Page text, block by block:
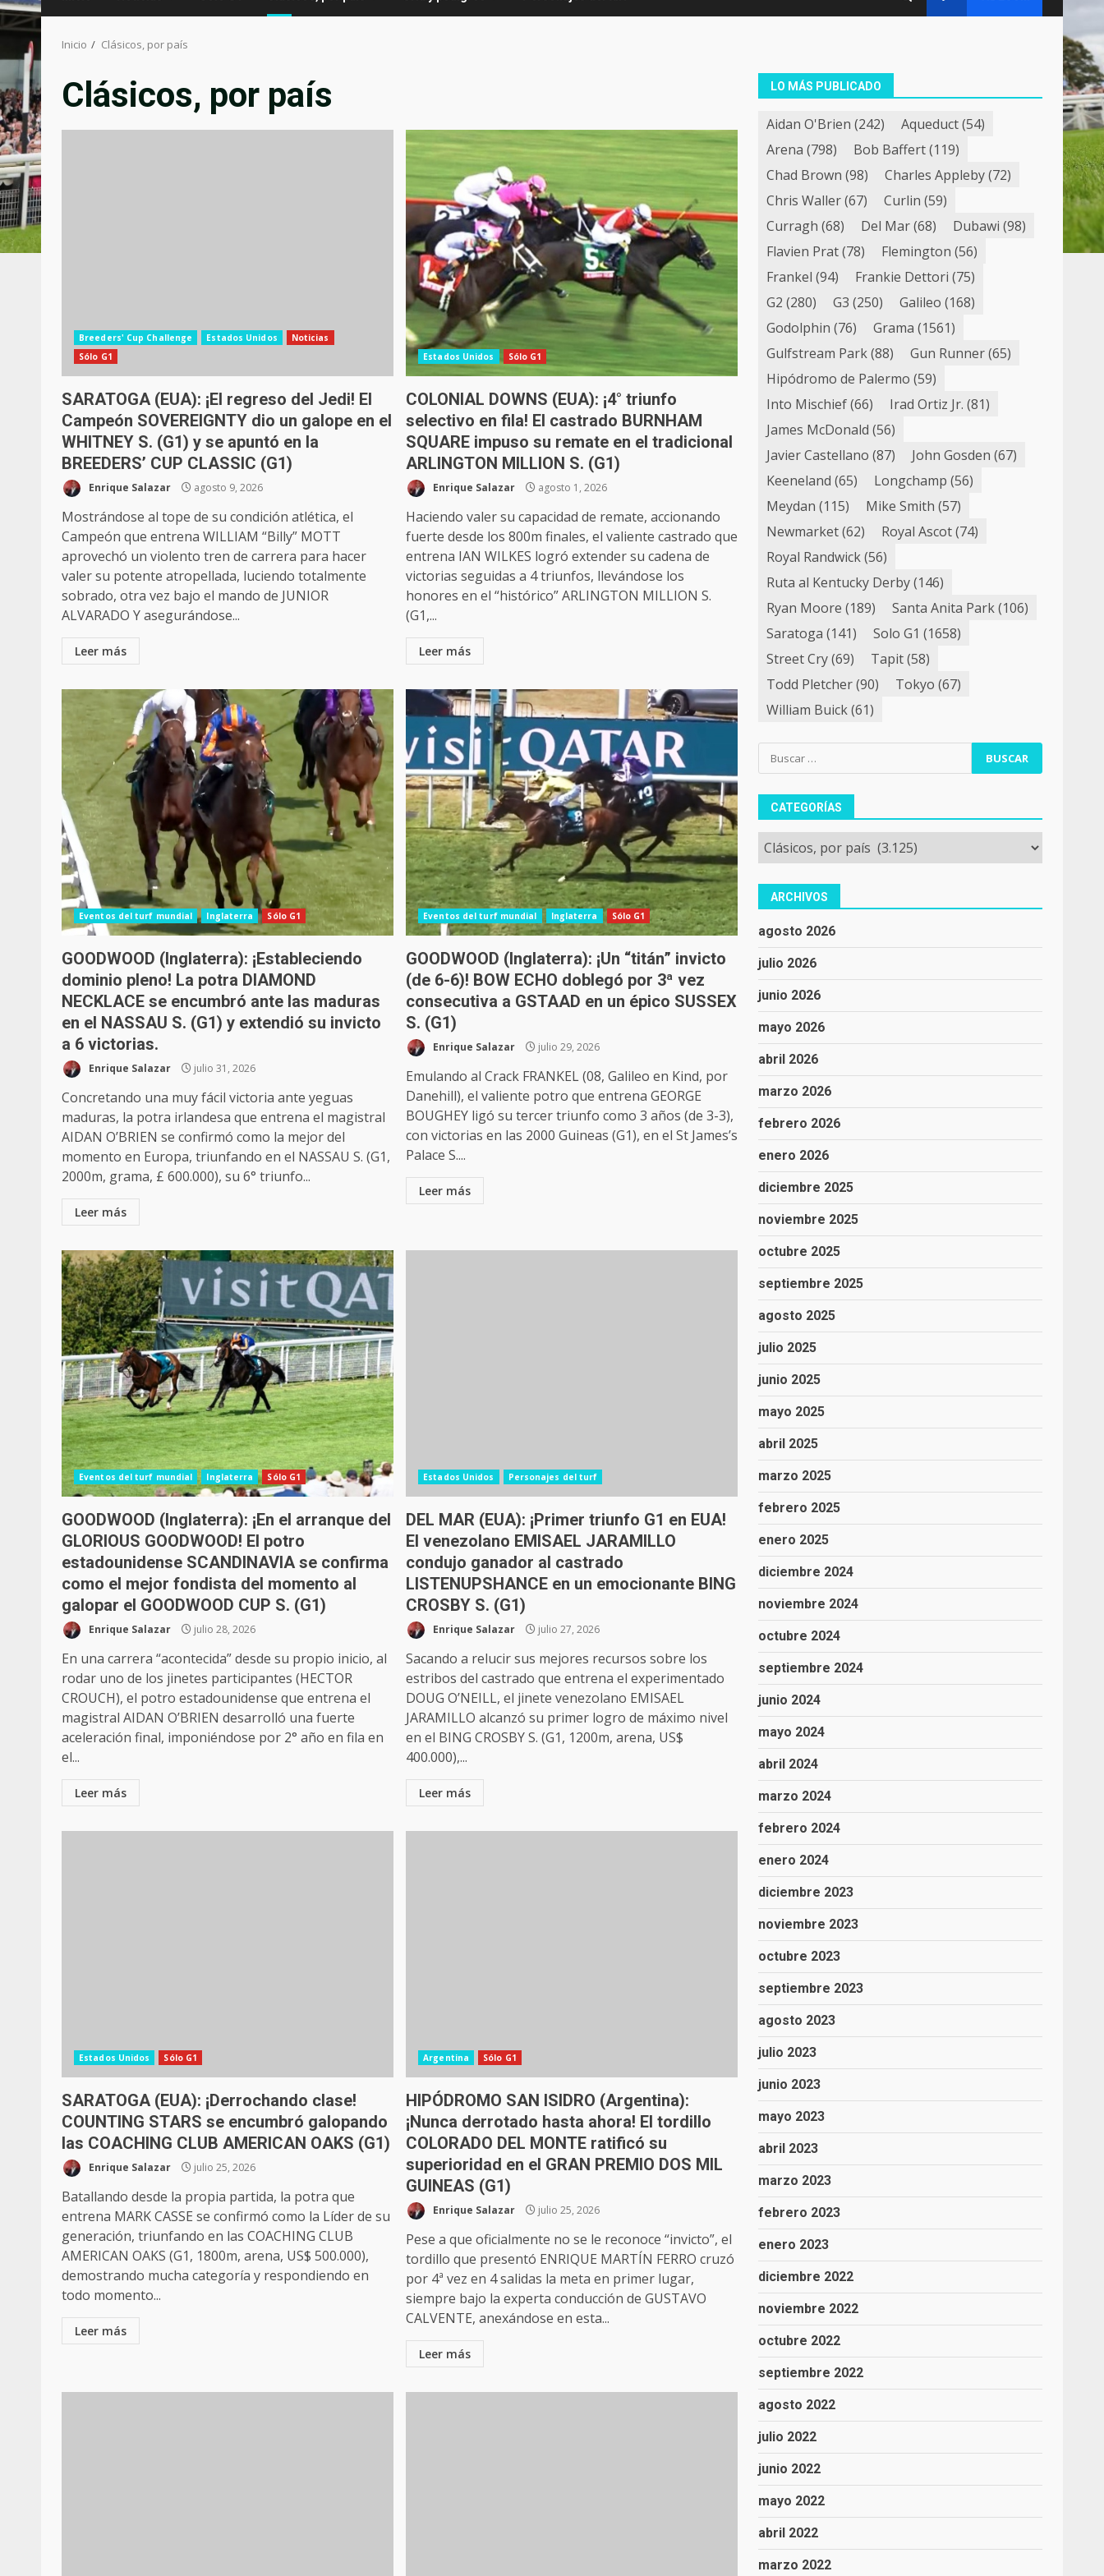
Inicio Clásicos, por país
Clásicos, por país
Breeders' Cup Challenge Estados Unidos
Noticias
Sólo G1
SARATOGA (EUA): ¡El regreso del Jedi! El
Campeón SOVEREIGNTY dio un galope en el
WHITNEY S. (G1) y se apuntó en la
BREEDERS’ CUP CLASSIC (G1)
Enrique Salazar agosto 9, 2026
Mostrándose al tope de su condición atlética, el
Campeón que entrena WILLIAM “Billy” MOTT
aprovechó un violento tren de carrera para hacer
valer su potente atropellada, luciendo totalmente
sobrado, otra vez bajo el mando de JUNIOR
ALVARADO Y asegurándose...
Leer más
Estados Unidos Sólo G1
COLONIAL DOWNS (EUA): ¡4° triunfo
selectivo en fila! El castrado BURNHAM
SQUARE impuso su remate en el tradicional
ARLINGTON MILLION S. (G1)
Enrique Salazar agosto 1, 2026
Haciendo valer su capacidad de remate, accionando
fuerte desde los 800m finales, el valiente castrado que
entrena IAN WILKES logró extender su cadena de
victorias seguidas a 4 triunfos, llevándose los
honores en el “histórico” ARLINGTON MILLION S.
(G1,...
Leer más
Eventos del turf mundial Inglaterra Sólo G1
GOODWOOD (Inglaterra): ¡Estableciendo
dominio pleno! La potra DIAMOND
NECKLACE se encumbró ante las maduras
en el NASSAU S. (G1) y extendió su invicto
a 6 victorias.
Enrique Salazar julio 31, 2026
Concretando una muy fácil victoria ante yeguas
maduras, la potra irlandesa que entrena el magistral
AIDAN O’BRIEN se confirmó como la mejor del
momento en Europa, triunfando en el NASSAU S. (G1,
2000m, grama, £ 600.000), su 6° triunfo...
Leer más
Eventos del turf mundial Inglaterra Sólo G1
GOODWOOD (Inglaterra): ¡Un “titán” invicto
(de 6-6)! BOW ECHO doblegó por 3ª vez
consecutiva a GSTAAD en un épico SUSSEX
S. (G1)
Enrique Salazar julio 29, 2026
Emulando al Crack FRANKEL (08, Galileo en Kind, por
Danehill), el valiente potro que entrena GEORGE
BOUGHEY ligó su tercer triunfo como 3 años (de 3-3),
con victorias en las 2000 Guineas (G1), en el St James’s
Palace S....
Leer más
Eventos del turf mundial Inglaterra Sólo G1
GOODWOOD (Inglaterra): ¡En el arranque del
GLORIOUS GOODWOOD! El potro
estadounidense SCANDINAVIA se confirma
como el mejor fondista del momento al
galopar el GOODWOOD CUP S. (G1)
Enrique Salazar julio 28, 2026
En una carrera “acontecida” desde su propio inicio, al
rodar uno de los jinetes participantes (HECTOR
CROUCH), el potro estadounidense que entrena el
magistral AIDAN O’BRIEN desarrolló una fuerte
aceleración final, imponiéndose por 2° año en fila en
el...
Leer más
Estados Unidos Personajes del turf
DEL MAR (EUA): ¡Primer triunfo G1 en EUA!
El venezolano EMISAEL JARAMILLO
condujo ganador al castrado
LISTENUPSHANCE en un emocionante BING
CROSBY S. (G1)
Enrique Salazar julio 27, 2026
Sacando a relucir sus mejores recursos sobre los
estribos del castrado que entrena el experimentado
DOUG O’NEILL, el jinete venezolano EMISAEL
JARAMILLO alcanzó su primer logro de máximo nivel
en el BING CROSBY S. (G1, 1200m, arena, US$
400.000),...
Leer más
Estados Unidos Sólo G1
SARATOGA (EUA): ¡Derrochando clase!
COUNTING STARS se encumbró galopando
las COACHING CLUB AMERICAN OAKS (G1)
Enrique Salazar julio 25, 2026
Batallando desde la propia partida, la potra que
entrena MARK CASSE se confirmó como la Líder de su
generación, triunfando en las COACHING CLUB
AMERICAN OAKS (G1, 1800m, arena, US$ 500.000),
demostrando mucha categoría y respondiendo en
todo momento...
Leer más
Argentina Sólo G1
HIPÓDROMO SAN ISIDRO (Argentina):
¡Nunca derrotado hasta ahora! El tordillo
COLORADO DEL MONTE ratificó su
superioridad en el GRAN PREMIO DOS MIL
GUINEAS (G1)
Enrique Salazar julio 25, 2026
Pese a que oficialmente no se le reconoce “invicto”, el
tordillo que presentó ENRIQUE MARTÍN FERRO cruzó
por 4ª vez en 4 salidas la meta en primer lugar,
siempre bajo la experta conducción de GUSTAVO
CALVENTE, anexándose en esta...
Leer más
LO MÁS PUBLICADO
Aidan O'Brien (242) Aqueduct(54)
Arena (798) Bob Baffert(119)
Chad Brown (98) Charles Appleby(72)
Chris Waller(67) Curlin (59)
Curragh (68) Del Mar(68) Dubawi (98)
Flavien Prat(78) Flemington (56)
Frankel (94) Frankie Dettori (75)
G2 (280) G3 (250) Galileo (168)
Godolphin (76) Grama (1561)
Gulfstream Park(88) Gun Runner(65)
Hipódromo de Palermo (59)
Into Mischief(66) Irad Ortiz Jr. (81)
James McDonald (56)
Javier Castellano (87) John Gosden (67)
Keeneland (65) Longchamp (56)
Meydan (115) Mike Smith (57)
Newmarket(62) Royal Ascot(74)
Royal Randwick(56)
Ruta al Kentucky Derby(146)
Ryan Moore (189) Santa Anita Park(106)
Saratoga (141) Solo G1 (1658)
Street Cry(69) Tapit(58)
Todd Pletcher(90) Tokyo (67)
William Buick(61)
Buscar:
CATEGORÍAS
Categorías
ARCHIVOS
agosto 2026
julio 2026
junio 2026
mayo 2026
abril 2026
marzo 2026
febrero 2026
enero 2026
diciembre 2025
noviembre 2025
octubre 2025
septiembre 2025
agosto 2025
julio 2025
junio 2025
mayo 2025
abril 2025
marzo 2025
febrero 2025
enero 2025
diciembre 2024
noviembre 2024
octubre 2024
septiembre 2024
junio 2024
mayo 2024
abril 2024
marzo 2024
febrero 2024
enero 2024
diciembre 2023
noviembre 2023
octubre 2023
septiembre 2023
agosto 2023
julio 2023
junio 2023
mayo 2023
abril 2023
marzo 2023
febrero 2023
enero 2023
diciembre 2022
noviembre 2022
octubre 2022
septiembre 2022
agosto 2022
julio 2022
junio 2022
mayo 2022
abril 2022
marzo 2022